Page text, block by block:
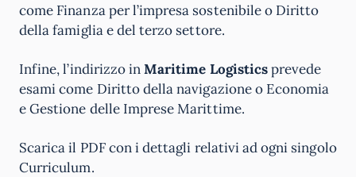
come Finanza per l’impresa sostenibile o Diritto
della famiglia e del terzo settore.
Infine, l’indirizzo inMaritime Logisticsprevede
esami come Diritto della navigazione o Economia
e Gestione delle Imprese Marittime.
Scarica il PDF con i dettagli relativi ad ogni singolo
Curriculum.